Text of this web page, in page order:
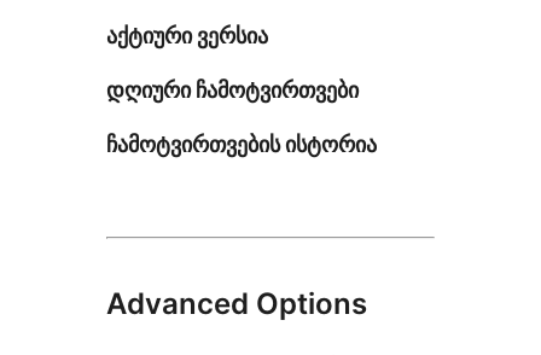
აქტიური ვერსია
დღიური ჩამოტვირთვები
ჩამოტვირთვების ისტორია
Advanced Options